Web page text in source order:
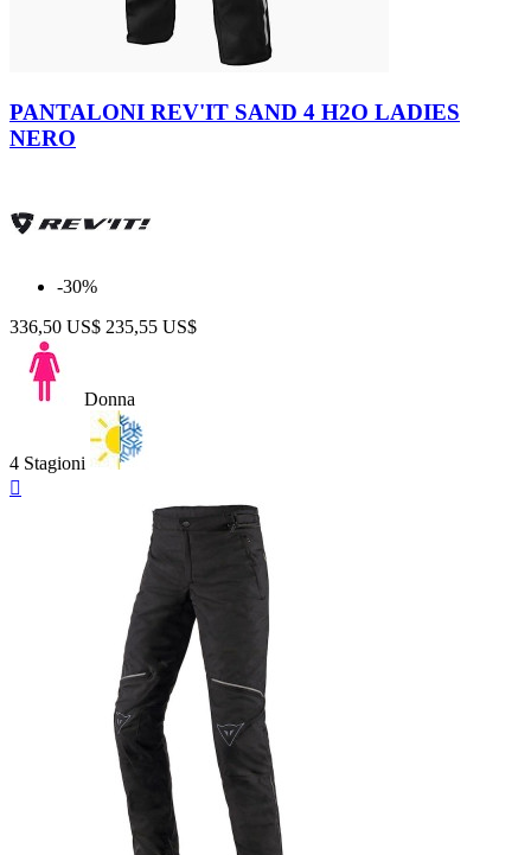
PANTALONI REV'IT SAND 4 H2O LADIES
NERO
-30%
336,50 US$ 235,55 US$
Donna
4 Stagioni
